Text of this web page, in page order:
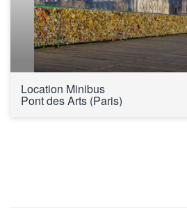
Location Minibus
Pont des Arts (Paris)